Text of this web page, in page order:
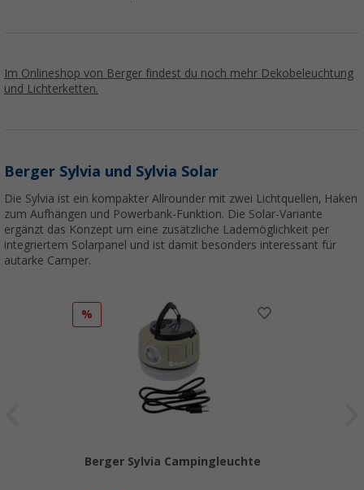
Im Onlineshop von Berger findest du noch mehr Dekobeleuchtung
und Lichterketten.
Berger Sylvia und Sylvia Solar
Die Sylvia ist ein kompakter Allrounder mit zwei Lichtquellen, Haken
zum Aufhängen und Powerbank-Funktion. Die Solar-Variante
ergänzt das Konzept um eine zusätzliche Lademöglichkeit per
integriertem Solarpanel und ist damit besonders interessant für
autarke Camper.
%
Berger Sylvia Campingleuchte